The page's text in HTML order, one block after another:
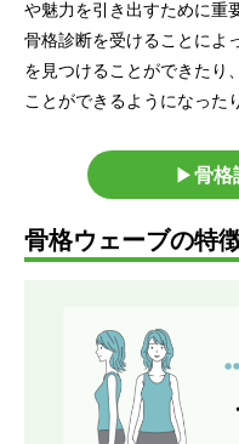
や魅力を引き出すために重
骨格診断を受けることによ
を見つけることができたり
ことができるようになった
▶︎骨格
骨格ウェーブの特